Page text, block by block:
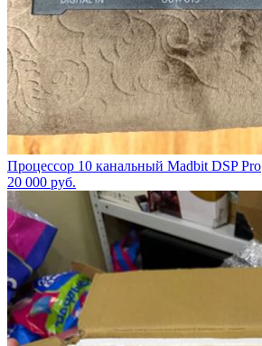
Процессор 10 канальный Madbit DSP Pro
20 000 руб.